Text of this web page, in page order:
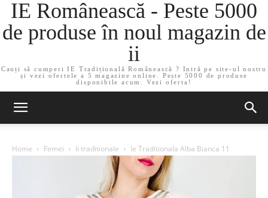
IE Românească - Peste 5000
de produse în noul magazin de
ii
Cauți să cumperi IE Tradițională Românească ? Intră pe site-ul nostru
și vezi ofertele a 5 magazine online. Peste 5000 de produse
disponibile acum. Vezi oferta!
Home Femei Ii traditionale Ie Traditionala Alba Bianca 11